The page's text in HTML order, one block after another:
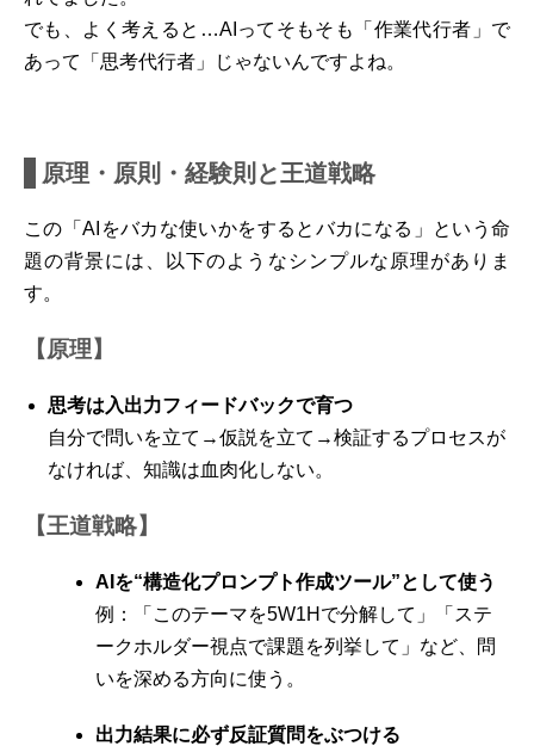
でも、よく考えると…AIってそもそも「作業代行者」で
あって「思考代行者」じゃないんですよね。
原理・原則・経験則と王道戦略
この「AIをバカな使いかをするとバカになる」という命
題の背景には、以下のようなシンプルな原理がありま
す。
【原理】
思考は入出力フィードバックで育つ
自分で問いを立て→仮説を立て→検証するプロセスが
なければ、知識は血肉化しない。
【王道戦略】
AIを“構造化プロンプト作成ツール”として使う
例：「このテーマを5W1Hで分解して」「ステ
ークホルダー視点で課題を列挙して」など、問
いを深める方向に使う。
出力結果に必ず反証質問をぶつける